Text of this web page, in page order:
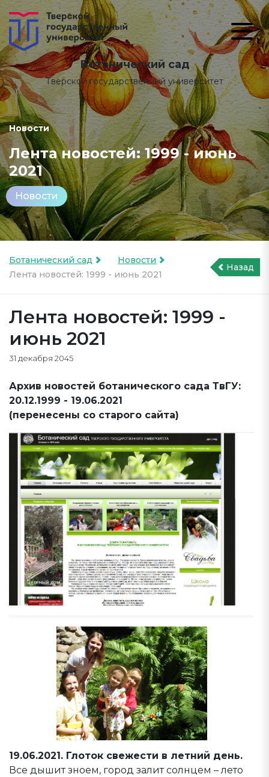
Ботанический сад
Тверской государственный университет
Новости
Лента новостей: 1999 - июнь
2021
Новости
Ботанический сад
Новости
Лента новостей: 1999 - июнь 2021
Назад
Лента новостей: 1999 -
июнь 2021
31 декабря 2045
Архив новостей ботанического сада ТвГУ:
20.12.1999 - 19.06.2021
(перенесены со старого сайта)
19.06.2021. Глоток свежести в летний день.
Все дышит зноем, город залит солнцем – лето